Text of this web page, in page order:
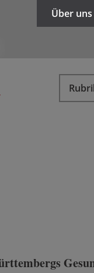
Über